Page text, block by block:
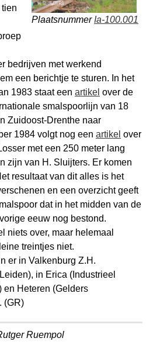
PlaatsnummerIa-100.001
bedrijven met werkend
een berichtje te sturen. In het
1983 staat een artikel over de
smalspoorlijn van 18
Zuidoost-Drenthe naar
1984 volgt nog een artikel over
met een 250 meter lang
zijn van H. Sluijters. Er komen
resultaat van dit alles is het
en een overzicht geeft
dat in het midden van de
eeuw nog bestond.
niets over, maar helemaal
treintjes niet.
er in Valkenburg Z.H.
in Erica (Industrieel
en Heteren (Gelders
(GR)
Ruempol